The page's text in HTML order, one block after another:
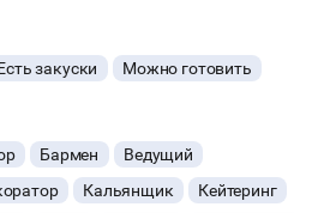
закуски Можно готовить
Бармен
Ведущий
Кальянщик
Кейтеринг